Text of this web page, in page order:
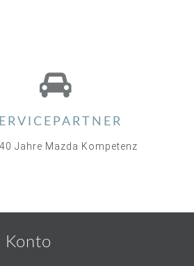
Jahre Mazda Kompetenz
Konto